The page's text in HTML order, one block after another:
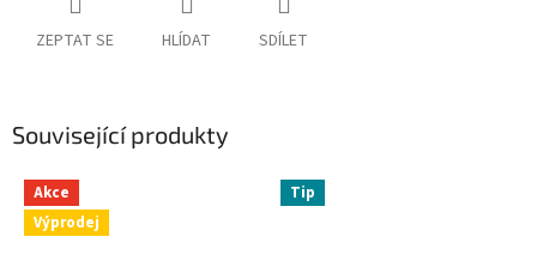
ZEPTAT SE HLÍDAT SDÍLET
Související produkty
Akce
Výprodej
Tip